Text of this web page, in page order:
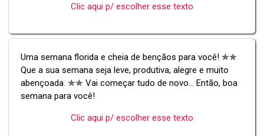
Clic aqui p/ escolher esse texto
Uma semana florida e cheia de bençãos para você! ✯✯
Que a sua semana seja leve, produtiva, alegre e muito
abençoada. ✯✯ Vai começar tudo de novo... Então, boa
semana para você!
Clic aqui p/ escolher esse texto